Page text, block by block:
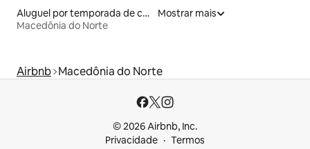
Aluguel por temporada de casas de veraneio
Macedônia do Norte
Mostrar mais
Airbnb Macedônia do Norte
© 2026 Airbnb, Inc.
Privacidade
Termos